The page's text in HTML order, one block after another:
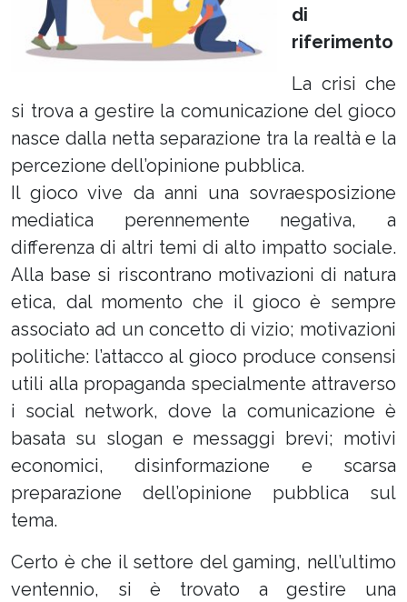
di
riferimento
La crisi che
si trova a gestire la comunicazione del gioco
nasce dalla netta separazione tra la realtà e la
percezione dell’opinione pubblica.
Il gioco vive da anni una sovraesposizione
mediatica perennemente negativa, a
differenza di altri temi di alto impatto sociale.
Alla base si riscontrano motivazioni di natura
etica, dal momento che il gioco è sempre
associato ad un concetto di vizio; motivazioni
politiche: l’attacco al gioco produce consensi
utili alla propaganda specialmente attraverso
i social network, dove la comunicazione è
basata su slogan e messaggi brevi; motivi
economici, disinformazione e scarsa
preparazione dell’opinione pubblica sul
tema.
Certo è che il settore del gaming, nell’ultimo
ventennio, si è trovato a gestire una